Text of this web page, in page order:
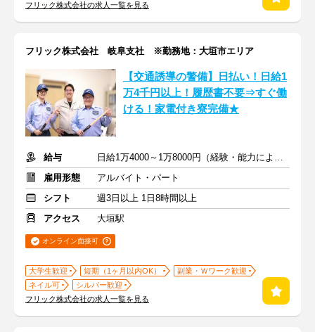
フリック株式会社の求人一覧を見る
フリック株式会社 岐阜支社 ※勤務地：大垣市エリア
【交通誘導の警備】日払い！日給1
万4千円以上！履歴書不要⇒すぐ働
ける！家電付き寮完備★
給与
日給1万4000～1万8000円（経験・能力による）
雇用形態
アルバイト・パート
シフト
週3日以上 1日8時間以上
アクセス
大垣駅
オンライン面接可
大学生歓迎 短期（1ヶ月以内OK）
副業・Ｗワーク歓迎
ネイル可
シルバー歓迎
フリック株式会社の求人一覧を見る